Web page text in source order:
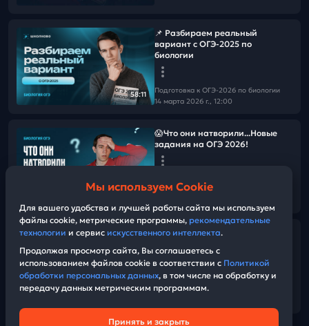
58:11
📌 Разбираем реальный
вариант с ОГЭ-2025 по
биологии
Подготовка к ОГЭ-2026 по биологии
14 марта 2026 г., 12:00
😱Что они натворили...Новые
задания на ОГЭ 2026!
28 февраля 2026 г., 10:00
01:14:34
😳🫣Как не обо…кхк…не
ОГЭ: Решаем пробники | ОГЭ
2026 по биологии
Подготовка к ОГЭ-2026 по биологии
Мы используем Cookie
Для вашего удобства и лучшей работы сайта мы используем
файлы cookie, метрические программы, рекомендательные
технологии и сервис искусственного интеллекта.
Продолжая просмотр сайта, Вы соглашаетесь с
использованием файлов cookie в соответствии с Политикой
обработки персональных данных, в том числе на обработку и
передачу данных метрическим программам.
Принять и закрыть